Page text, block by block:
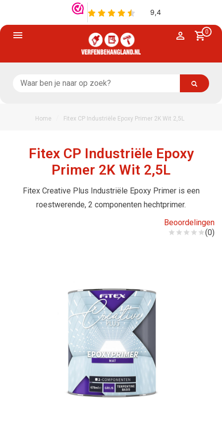
0
Home Fitex CP Industriële Epoxy Primer 2K Wit 2,5L
Fitex CP Industriële Epoxy
Primer 2K Wit 2,5L
Fitex Creative Plus Industriële Epoxy Primer is een
roestwerende, 2 componenten hechtprimer.
Beoordelingen
(0)